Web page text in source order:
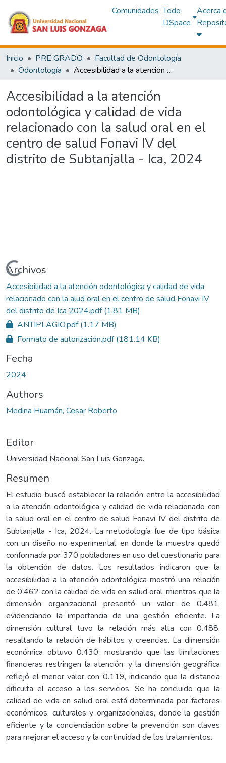
Comunidades Todo
DSpace
Acerca
Inicio PRE GRADO
Facultad de Odontología
Odontología
Accesibilidad a la atención odontológica y calidad de vida relacionado con la salud oral en el centro de salud Fonavi IV del distrito de Subtanjalla - Ica, 2024
Accesibilidad a la atención
odontológica y calidad de vida
relacionado con la salud oral en el
centro de salud Fonavi IV del
distrito de Subtanjalla - Ica, 2024
Cargando...
Archivos
Accesibilidad a la atención odontológica y calidad de vida
relacionado con la alud oral en el centro de salud Fonavi IV
del distrito de Ica 2024.pdf(1.81 MB)
ANTIPLAGIO.pdf(1.17 MB)
Formato de autorización.pdf(181.14 KB)
Fecha
2024
Authors
Medina Huamán, Cesar Roberto
Editor
Universidad Nacional San Luis Gonzaga.
Resumen
El estudio buscó establecer la relación entre la accesibilidad
a la atención odontológica y calidad de vida relacionado con
la salud oral en el centro de salud Fonavi IV del distrito de
Subtanjalla - Ica, 2024. La metodología fue de tipo básica
con un diseño no experimental, en donde la muestra quedó
conformada por 370 pobladores en uso del cuestionario para
la obtención de datos. Los resultados indicaron que la
accesibilidad a la atención odontológica mostró una relación
de 0.462 con la calidad de vida en salud oral, mientras que la
dimensión organizacional presentó un valor de 0.481,
evidenciando la importancia de una gestión eficiente. La
dimensión cultural tuvo la relación más alta con 0.488,
resaltando la relación de hábitos y creencias. La dimensión
económica obtuvo 0.430, mostrando que las limitaciones
financieras restringen la atención, y la dimensión geográfica
reflejó el menor valor con 0.119, indicando que la distancia
dificulta el acceso a los servicios. Se ha concluido que la
calidad de vida en salud oral está determinada por factores
económicos, culturales y organizacionales, donde la gestión
eficiente y la concienciación sobre la prevención son claves
para mejorar el acceso y la continuidad de los tratamientos.